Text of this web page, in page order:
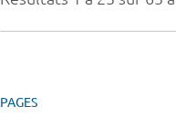
PAGES